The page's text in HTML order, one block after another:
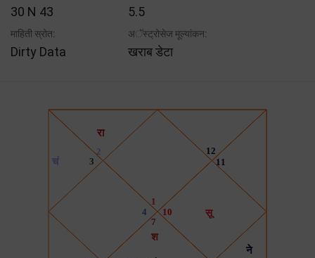
30 N 43 5.5
माहिती स्रोत:
Dirty Data
अॅस्ट्रोसेज मूल्यांकन:
खराब डेटा